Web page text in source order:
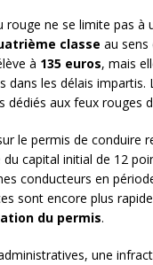
rouge ne se limite pas à
classe au sens
à 135 euros, mais
dans les délais impartis.
dédiés aux feux rouges
le permis de conduire
capital initial de 12
conducteurs en
sont encore plus
du permis.
une